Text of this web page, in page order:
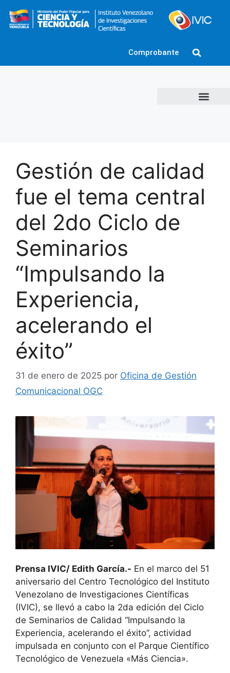
Comprobante
Gestión de calidad
fue el tema central
del 2do Ciclo de
Seminarios
“Impulsando la
Experiencia,
acelerando el
éxito”
31 de enero de 2025 por Oficina de Gestión
Comunicacional OGC
Prensa IVIC/ Edith García.- En el marco del 51
aniversario del Centro Tecnológico del Instituto
Venezolano de Investigaciones Científicas
(IVIC), se llevó a cabo la 2da edición del Ciclo
de Seminarios de Calidad “Impulsando la
Experiencia, acelerando el éxito”, actividad
impulsada en conjunto con el Parque Científico
Tecnológico de Venezuela «Más Ciencia».